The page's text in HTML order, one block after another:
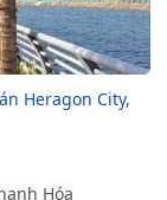
Heragon City,
Hóa